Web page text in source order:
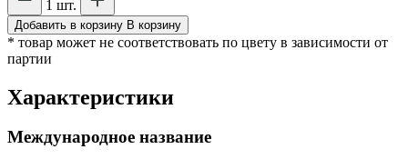
1 шт.
Добавить в корзину В корзину
* товар может не соответствовать по цвету в зависимости от
партии
Характеристики
Международное название